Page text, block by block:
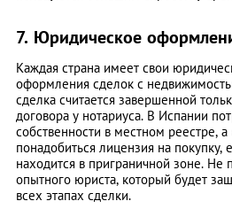
7. Юридическое
Каждая страна имеет свои
оформления сделок с
сделка считается завершенной
договора у нотариуса. В Испании
собственности в местном реестре,
понадобиться лицензия на покупку,
находится в приграничной зоне. Не
опытного юриста, который будет
всех этапах сделки.